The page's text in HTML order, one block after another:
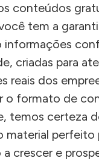
conteúdos
tem a
informações
criadas para
reais dos
o formato de
temos certeza
material perfeito
crescer e